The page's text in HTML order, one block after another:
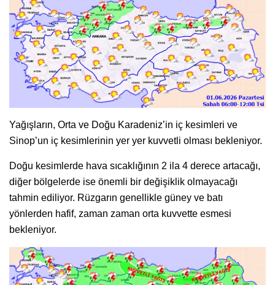
Yağışların, Orta ve Doğu Karadeniz’in iç kesimleri ve
Sinop’un iç kesimlerinin yer yer kuvvetli olması bekleniyor.
Doğu kesimlerde hava sıcaklığının 2 ila 4 derece artacağı,
diğer bölgelerde ise önemli bir değişiklik olmayacağı
tahmin ediliyor. Rüzgarın genellikle güney ve batı
yönlerden hafif, zaman zaman orta kuvvette esmesi
bekleniyor.